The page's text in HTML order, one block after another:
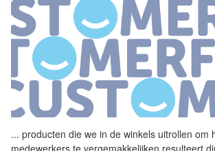
... producten die we in de winkels uitrollen om